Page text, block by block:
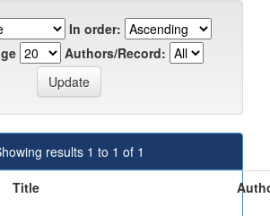
In order:
Authors/Record:
results 1 to 1 of 1
Title